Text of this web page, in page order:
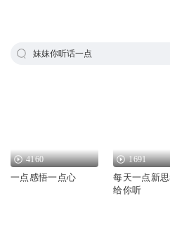
妹妹你听话一点
4160
一点感悟一点心
1691
每天一点新
给你听